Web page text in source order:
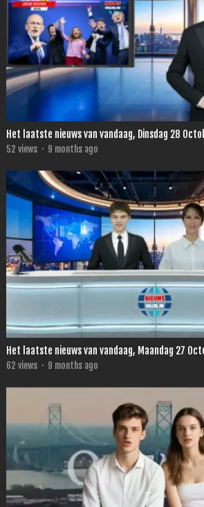
Het laatste nieuws van vandaag, Dinsdag 28
52 views · 9 months ago
Het laatste nieuws van vandaag, Maandag 27
62 views · 9 months ago